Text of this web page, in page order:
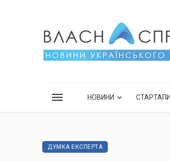
НОВИНИ СТАРТАПИ
ДУМКА ЕКСПЕРТА